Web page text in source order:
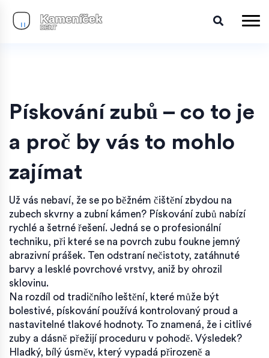
Pískování zubů – co to je
a proč by vás to mohlo
zajímat
Už vás nebaví, že se po běžném čištění zbydou na
zubech skvrny a zubní kámen? Pískování zubů nabízí
rychlé a šetrné řešení. Jedná se o profesionální
techniku, při které se na povrch zubu foukne jemný
abrazivní prášek. Ten odstraní nečistoty, zatáhnuté
barvy a lesklé povrchové vrstvy, aniž by ohrozil
sklovinu.
Na rozdíl od tradičního leštění, které může být
bolestivé, pískování používá kontrolovaný proud a
nastavitelné tlakové hodnoty. To znamená, že i citlivé
zuby a dásně přežijí proceduru v pohodě. Výsledek?
Hladký, bílý úsměv, který vypadá přirozeně a